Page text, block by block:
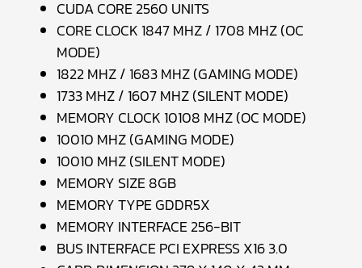
CUDA CORE 2560 UNITS
CORE CLOCK 1847 MHZ / 1708 MHZ (OC
MODE)
1822 MHZ / 1683 MHZ (GAMING MODE)
1733 MHZ / 1607 MHZ (SILENT MODE)
MEMORY CLOCK 10108 MHZ (OC MODE)
10010 MHZ (GAMING MODE)
10010 MHZ (SILENT MODE)
MEMORY SIZE 8GB
MEMORY TYPE GDDR5X
MEMORY INTERFACE 256-BIT
BUS INTERFACE PCI EXPRESS X16 3.0